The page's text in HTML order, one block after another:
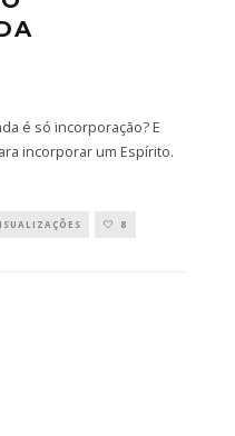
é só incorporação? E
incorporar um Espírito.
8